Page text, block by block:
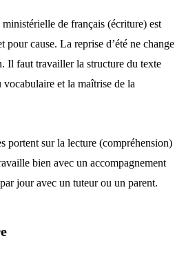
de français (écriture) est
cause. La reprise d’été ne change
Il faut travailler la structure du texte
et la maîtrise de la
portent sur la lecture (compréhension)
bien avec un accompagnement
jour avec un tuteur ou un parent.